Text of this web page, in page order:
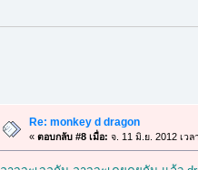
Re: monkey d dragon
«ตอบกลับ #8 เมื่อ: จ. 11 มิ.ย. 2012 เวล